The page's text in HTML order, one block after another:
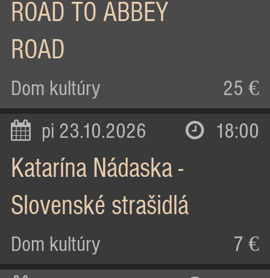
ROAD TO ABBEY
ROAD
Dom kultúry 25 €
pi 23.10.2026 18:00
Katarína Nádaska -
Slovenské strašidlá
Dom kultúry 7 €